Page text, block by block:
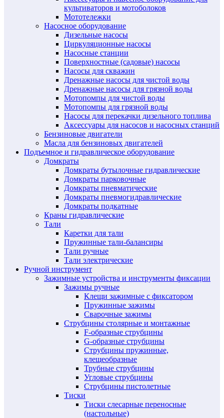
культиваторов и мотоболоков
Мототележки
Насосное оборудование
Дизельные насосы
Циркуляционные насосы
Насосные станции
Поверхностные (садовые) насосы
Насосы для скважин
Дренажные насосы для чистой воды
Дренажные насосы для грязной воды
Мотопомпы для чистой воды
Мотопомпы для грязной воды
Насосы для перекачки дизельного топлива
Аксессуары для насосов и насосных станций
Бензиновые двигатели
Масла для бензиновых двигателей
Подъемное и гидравлическое оборудование
Домкраты
Домкраты бутылочные гидравлические
Домкраты парковочные
Домкраты пневматические
Домкраты пневмогидравлические
Домкраты подкатные
Краны гидравлические
Тали
Каретки для тали
Пружинные тали-балансиры
Тали ручные
Тали электрические
Ручной инструмент
Зажимные устройства и инструменты фиксации
Зажимы ручные
Клещи зажимные с фиксатором
Пружинные зажимы
Сварочные зажимы
Струбцины столярные и монтажные
F-образные струбцины
G-образные струбцины
Струбцины пружинные,
клещеобразные
Трубные струбцины
Угловые струбцины
Струбцины пистолетные
Тиски
Тиски слесарные переносные
(настольные)